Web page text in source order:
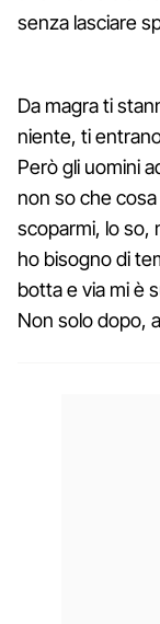
senza lasciare
Da magra ti
niente, ti
Però gli uomini
non so che
scoparmi, lo so,
ho bisogno di
botta e via mi è
Non solo dopo,